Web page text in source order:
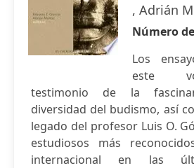
, Adrián
Número
Los
este
testimonio de la
diversidad del budismo, así
legado del profesor Luis O.
estudiosos más
internacional en las